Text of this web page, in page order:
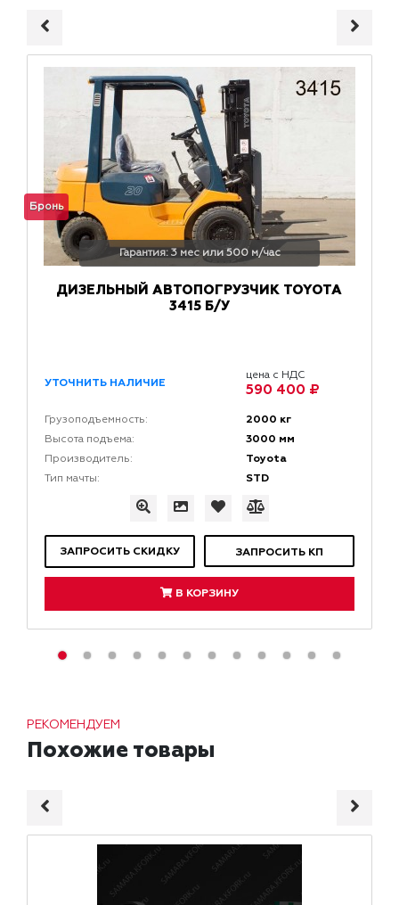
Бронь
Гарантия: 3 мес или 500 м/час
ДИЗЕЛЬНЫЙ АВТОПОГРУЗЧИК TOYOTA
3415 Б/У
УТОЧНИТЬ НАЛИЧИЕ
цена с НДС
590 400 ₽
Грузоподъемность: 2000 кг
Высота подъема: 3000 мм
Производитель: Toyota
Тип мачты: STD
ЗАПРОСИТЬ СКИДКУ ЗАПРОСИТЬ КП
В КОРЗИНУ
РЕКОМЕНДУЕМ
Похожие товары